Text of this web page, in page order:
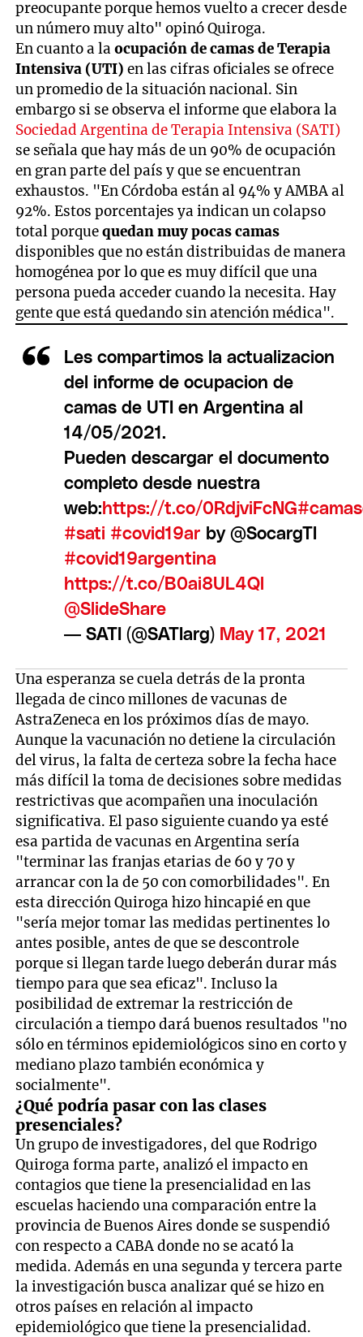
preocupante porque hemos vuelto a crecer desde
un número muy alto" opinó Quiroga.
En cuanto a laocupación de camas de Terapia
Intensiva (UTI)en las cifras oficiales se ofrece
un promedio de la situación nacional. Sin
embargo si se observa el informe que elabora la
Sociedad Argentina de Terapia Intensiva (SATI)
se señala que hay más de un 90% de ocupación
en gran parte del país y que se encuentran
exhaustos. "En Córdoba están al 94% y AMBA al
92%. Estos porcentajes ya indican un colapso
total porquequedan muy pocas camas
disponibles que no están distribuidas de manera
homogénea por lo que es muy difícil que una
persona pueda acceder cuando la necesita. Hay
gente que está quedando sin atención médica".
Les compartimos la actualizacion
del informe de ocupacion de
camas de UTI en Argentina al
14/05/2021.
Pueden descargar el documento
completo desde nuestra
web:https://t.co/0RdjviFcNG
#sati #covid19ar by @SocargTI
#covid19argentina
https://t.co/B0ai8UL4Ql
@SlideShare
— SATI (@SATIarg) May 17, 2021
Una esperanza se cuela detrás de la pronta
llegada de cinco millones de vacunas de
AstraZeneca en los próximos días de mayo.
Aunque la vacunación no detiene la circulación
del virus, la falta de certeza sobre la fecha hace
más difícil la toma de decisiones sobre medidas
restrictivas que acompañen una inoculación
significativa. El paso siguiente cuando ya esté
esa partida de vacunas en Argentina sería
"terminar las franjas etarias de 60 y 70 y
arrancar con la de 50 con comorbilidades". En
esta dirección Quiroga hizo hincapié en que
"sería mejor tomar las medidas pertinentes lo
antes posible, antes de que se descontrole
porque si llegan tarde luego deberán durar más
tiempo para que sea eficaz". Incluso la
posibilidad de extremar la restricción de
circulación a tiempo dará buenos resultados "no
sólo en términos epidemiológicos sino en corto y
mediano plazo también económica y
socialmente".
¿Qué podría pasar con las clases
presenciales?
Un grupo de investigadores, del que Rodrigo
Quiroga forma parte, analizó el impacto en
contagios que tiene la presencialidad en las
escuelas haciendo una comparación entre la
provincia de Buenos Aires donde se suspendió
con respecto a CABA donde no se acató la
medida. Además en una segunda y tercera parte
la investigación busca analizar qué se hizo en
otros países en relación al impacto
epidemiológico que tiene la presencialidad.